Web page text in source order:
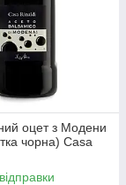
оцет з Модени
чорна) Casa